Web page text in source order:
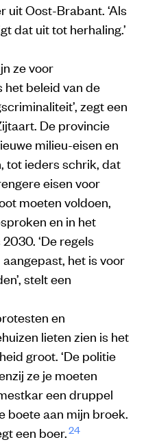
uit Oost-Brabant. ‘Als
dat uit tot herhaling.’
ze voor
het beleid van de
zegt een
De provincie
milieu-eisen en
tot ieders schrik, dat
eisen voor
moeten voldoen,
en in het
‘De regels
het is voor
stelt een
en
lieten zien is het
groot. ‘De politie
ze je moeten
een druppel
boete aan mijn broek.
een boer.24